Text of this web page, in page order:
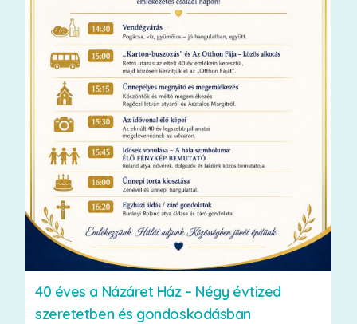
40 éves a Názáret Ház – Négy évtized
szeretetben és gondoskodásban